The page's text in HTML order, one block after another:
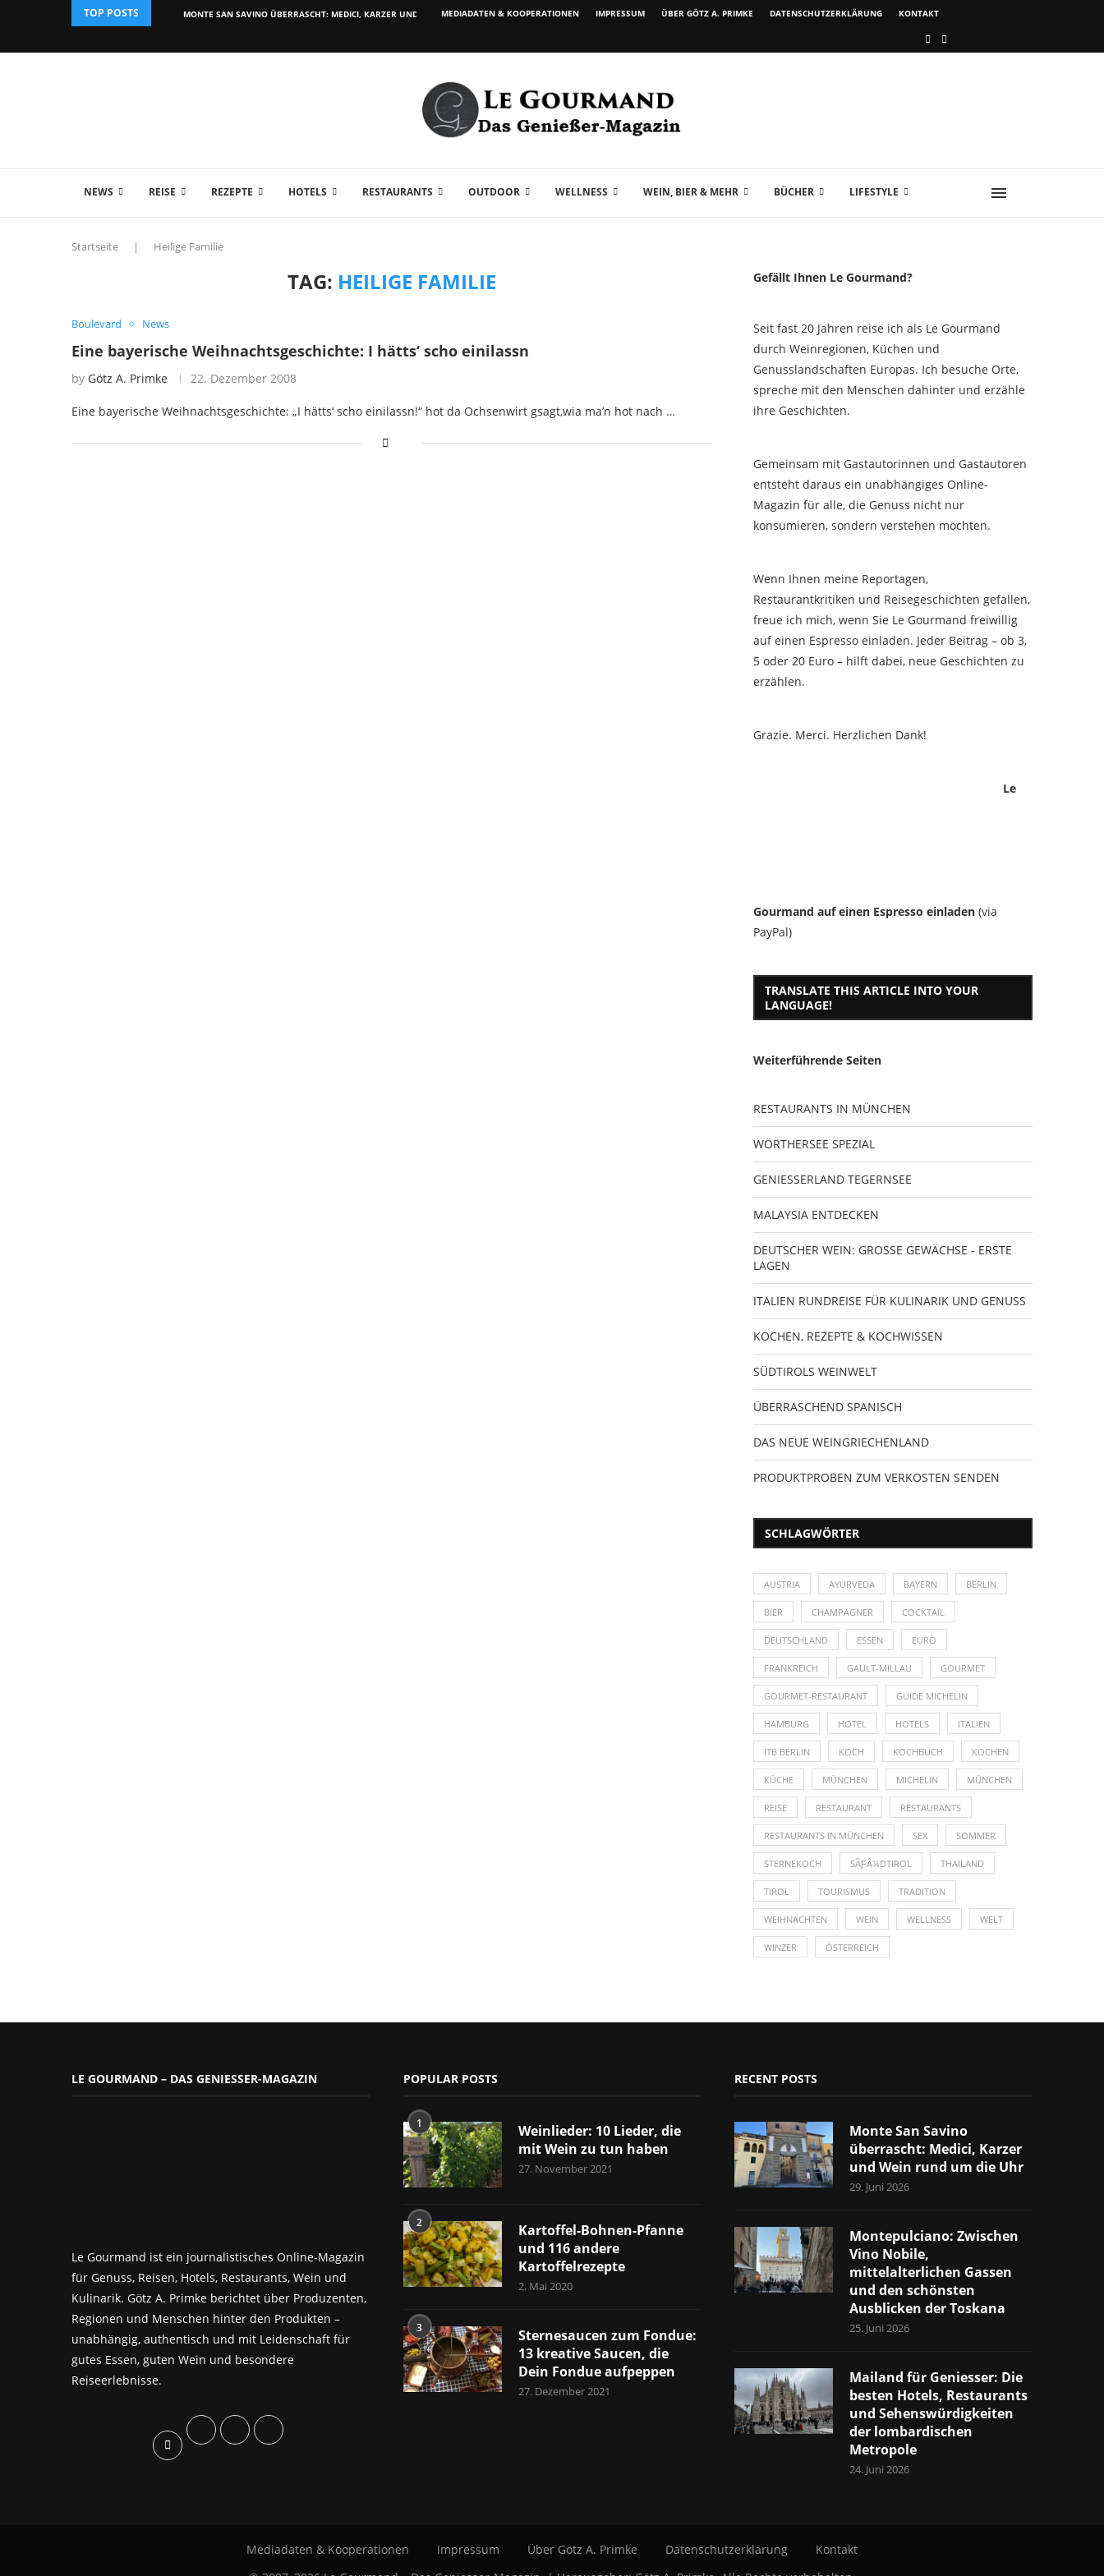
TOP POSTS MONTE SAN SAVINO ÜBERRASCHT: MEDICI, KARZER UND WEIN...MEDIADATEN & KOOPERATIONEN IMPRESSUM ÜBER GÖTZ A. PRIMKE DATENSCHUTZERKLÄRUNG KONTAKT
NEWS REISE REZEPTE HOTELS RESTAURANTS OUTDOOR WELLNESS WEIN, BIER & MEHR BÜCHER LIFESTYLE
Startseite | Heilige Familie
TAG: HEILIGE FAMILIE
Boulevard News
Eine bayerische Weihnachtsgeschichte: I hätts‘ scho einilassn
by Götz A. Primke 22. Dezember 2008
Eine bayerische Weihnachtsgeschichte: „I hätts‘ scho einilassn!“ hot da Ochsenwirt gsagt,wia ma’n hot nach …
Gefällt Ihnen Le Gourmand?
Seit fast 20 Jahren reise ich als Le Gourmand
durch Weinregionen, Küchen und
Genusslandschaften Europas. Ich besuche Orte,
spreche mit den Menschen dahinter und erzähle
ihre Geschichten.
Gemeinsam mit Gastautorinnen und Gastautoren
entsteht daraus ein unabhängiges Online-
Magazin für alle, die Genuss nicht nur
konsumieren, sondern verstehen möchten.
Wenn Ihnen meine Reportagen,
Restaurantkritiken und Reisegeschichten gefallen,
freue ich mich, wenn Sie Le Gourmand freiwillig
auf einen Espresso einladen. Jeder Beitrag – ob 3,
5 oder 20 Euro – hilft dabei, neue Geschichten zu
erzählen.
Grazie. Merci. Herzlichen Dank!
Le
Gourmand auf einen Espresso einladen (via
PayPal)
TRANSLATE THIS ARTICLE INTO YOUR
LANGUAGE!
Weiterführende Seiten
RESTAURANTS IN MÜNCHEN
WÖRTHERSEE SPEZIAL
GENIESSERLAND TEGERNSEE
MALAYSIA ENTDECKEN
DEUTSCHER WEIN: GROSSE GEWÄCHSE - ERSTE
LAGEN
ITALIEN RUNDREISE FÜR KULINARIK UND GENUSS
KOCHEN, REZEPTE & KOCHWISSEN
SÜDTIROLS WEINWELT
ÜBERRASCHEND SPANISCH
DAS NEUE WEINGRIECHENLAND
PRODUKTPROBEN ZUM VERKOSTEN SENDEN
SCHLAGWÖRTER
AUSTRIA AYURVEDA BAYERN BERLIN
BIER CHAMPAGNER COCKTAIL
DEUTSCHLAND ESSEN EURO
FRANKREICH GAULT-MILLAU GOURMET
GOURMET-RESTAURANT GUIDE MICHELIN
HAMBURG HOTEL HOTELS ITALIEN
ITB BERLIN KOCH KOCHBUCH KOCHEN
KÜCHE MÜNCHEN MICHELIN MÜNCHEN
REISE RESTAURANT RESTAURANTS
RESTAURANTS IN MÜNCHEN SEX SOMMER
STERNEKOCH SÃƑÂ¼DTIROL THAILAND
TIROL TOURISMUS TRADITION
WEIHNACHTEN WEIN WELLNESS WELT
WINZER ÖSTERREICH
LE GOURMAND – DAS GENIESSER-MAGAZIN
Le Gourmand ist ein journalistisches Online-Magazin
für Genuss, Reisen, Hotels, Restaurants, Wein und
Kulinarik. Götz A. Primke berichtet über Produzenten,
Regionen und Menschen hinter den Produkten –
unabhängig, authentisch und mit Leidenschaft für
gutes Essen, guten Wein und besondere
Reiseerlebnisse.
POPULAR POSTS
1
Weinlieder: 10 Lieder, die
mit Wein zu tun haben
27. November 2021
2
Kartoffel-Bohnen-Pfanne
und 116 andere
Kartoffelrezepte
2. Mai 2020
3
Sternesaucen zum Fondue:
13 kreative Saucen, die
Dein Fondue aufpeppen
27. Dezember 2021
RECENT POSTS
Monte San Savino
überrascht: Medici, Karzer
und Wein rund um die Uhr
29. Juni 2026
Montepulciano: Zwischen
Vino Nobile,
mittelalterlichen Gassen
und den schönsten
Ausblicken der Toskana
25. Juni 2026
Mailand für Geniesser: Die
besten Hotels, Restaurants
und Sehenswürdigkeiten
der lombardischen
Metropole
24. Juni 2026
Mediadaten & Kooperationen Impressum Über Götz A. Primke Datenschutzerklärung
Kontakt